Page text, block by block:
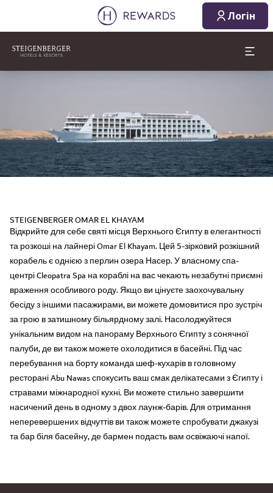
Логін
STEIGENBERGER OMAR EL KHAYAM
Відкрийте для себе святі місця Верхнього Єгипту в елегантності
та розкоші на лайнері Omar El Khayam. Цей 5-зірковий розкішний
корабель є однією з перлин озера Насер. У власному спа-
центрі Cleopatra Spa на кораблі на вас чекають незабутні приємні
враження особливого роду. Якщо ви цінуєте заохочувальну
бесіду з іншими пасажирами, ви можете домовитися про зустріч
за грою в затишному більярдному залі. Насолоджуйтеся
унікальним видом на панораму Верхнього Єгипту з сонячної
палуби, де ви також можете охолодитися в басейні. Під час
перебування на борту команда шеф-кухарів в головному
ресторані Abu Nawas спокусить ваш смак делікатесами з Єгипту і
стравами міжнародної кухні. Ви можете стильно завершити
насичений день в одному з двох лаунж-барів. Для отримання
неперевершених відчуттів ви також можете спробувати джакузі
та бар біля басейну, де бармен подасть вам освіжаючі напої.